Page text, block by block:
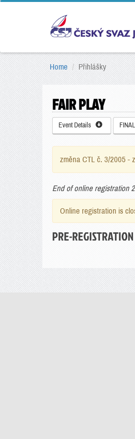
Home Přihlášky
FAIR PLAY
Event Details
změna CTL č. 3/2005 -
End of online registration
Online registration is
PRE-